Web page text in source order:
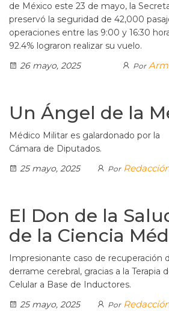
de México este 23 de mayo, la
preservó la seguridad de 42,000
operaciones entre las 9:00 y 16:30
92.4% lograron realizar su vuelo.
26 mayo, 2025
Por
Un Ángel de la
Médico Militar es galardonado por la
Cámara de Diputados.
25 mayo, 2025
Por
El Don de la
de la Ciencia
Impresionante caso de recuperación
derrame cerebral, gracias a la Terapia
Celular a Base de Inductores.
25 mayo, 2025
Por